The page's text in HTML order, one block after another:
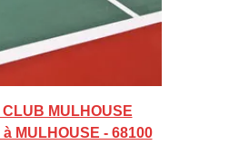
MULHOUSE
MULHOUSE - 68100